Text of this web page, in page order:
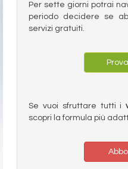
Per sette giorni potrai
periodo decidere se
servizi gratuiti.
Se vuoi sfruttare tutti i
scopri la formula più